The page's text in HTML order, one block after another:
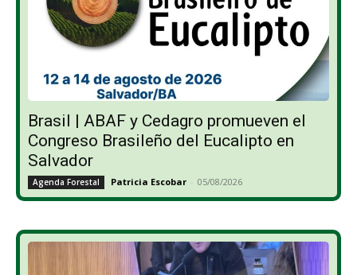
Brasil | ABAF y Cedagro promueven el
Congreso Brasileño del Eucalipto en
Salvador
Agenda Forestal Patricia Escobar - 05/08/2026